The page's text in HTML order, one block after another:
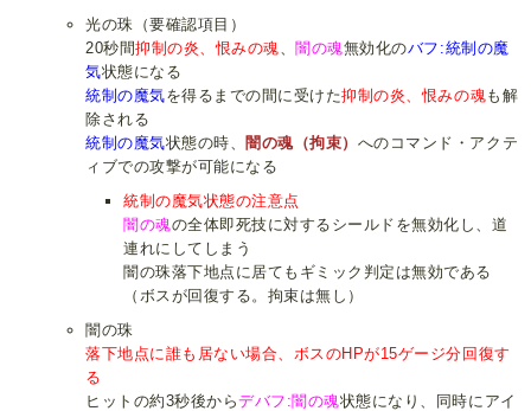
光の珠（要確認項目）
20秒間抑制の炎、恨みの魂 、闇の魂無効化のバフ:統制の魔
気状態になる
統制の魔気を得るまでの間に受けた抑制の炎、恨みの魂も解
除される
統制の魔気状態の時、闇の魂（拘束） へのコマンド・アクテ
ィブでの攻撃が可能になる
統制の魔気状態の注意点
闇の魂の全体即死技に対するシールドを無効化し、道
連れにしてしまう
闇の珠落下地点に居てもギミック判定は無効である
（ボスが回復する。拘束は無し）
闇の珠
落下地点に誰も居ない場合、ボスのHPが15ゲージ分回復す
る
ヒットの約3秒後からデバフ:闇の魂状態になり、同時にアイ